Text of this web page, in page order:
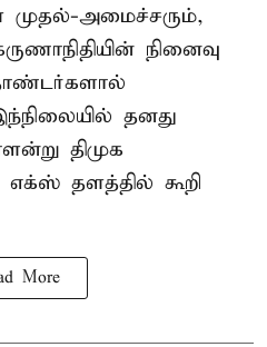
முதல்-அமைச்சரும்,
நினைவு
தனது
திமுக
எக்ஸ் தளத்தில் கூறி
More